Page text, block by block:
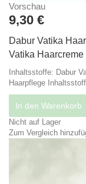
Vorschau
9,30 €
Dabur Vatika
Vatika
Inhaltsstoffe: Dabur
Haarpflege
In den Warenkorb
Nicht auf Lager
Zum Vergleich